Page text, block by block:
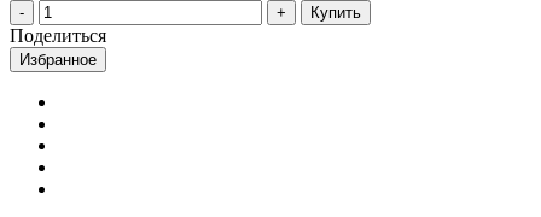
Купить
Поделиться
Избранное